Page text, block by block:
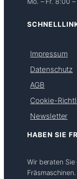
Impressum
Datenschutz
AGB
Cookie-
Newsletter
HABEN SIE
Wir beraten
Fräsmaschinen.